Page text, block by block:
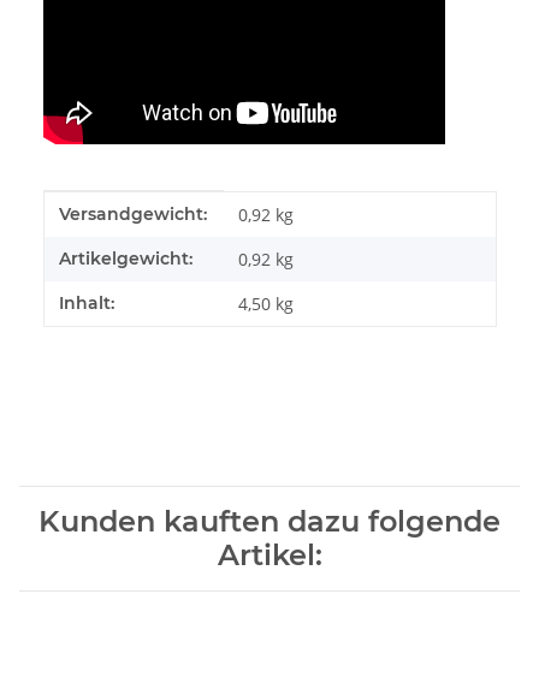
Produkteigenschaft
Wert
Versandgewicht: 0,92 kg
Artikelgewicht: 0,92 kg
Inhalt: 4,50 kg
Kunden kauften dazu folgende
Artikel: